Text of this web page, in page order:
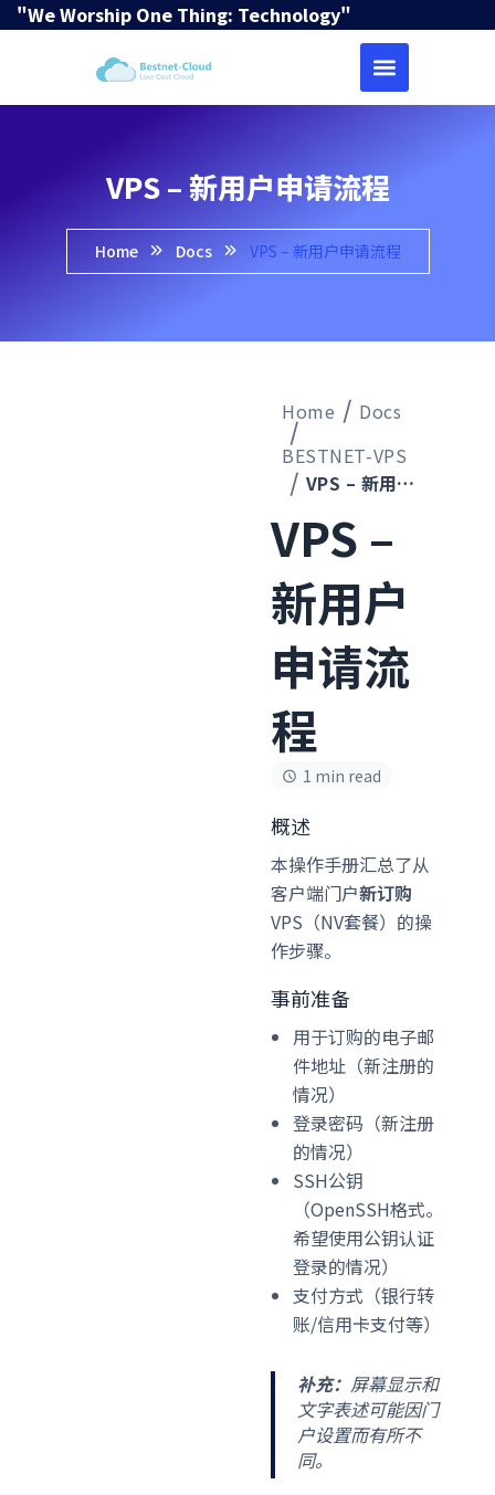
"We Worship One Thing: Technology"
VPS – 新用户申请流程
Home Docs VPS – 新用户申请流程
Home
Docs
BESTNET-VPS
VPS – 新用户申请流程
VPS –
新用户
申请流
程
1 min read
概述
本操作手册汇总了从
客户端门户新订购
VPS（NV套餐）的操
作步骤。
事前准备
用于订购的电子邮
件地址（新注册的
情况）
登录密码（新注册
的情况）
SSH公钥
（OpenSSH格式。
希望使用公钥认证
登录的情况）
支付方式（银行转
账/信用卡支付等）
补充： 屏幕显示和
文字表述可能因门
户设置而有所不
同。